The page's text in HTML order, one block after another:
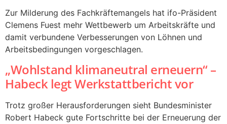
Zur Milderung des Fachkräftemangels hat ifo-Präsident
Clemens Fuest mehr Wettbewerb um Arbeitskräfte und
damit verbundene Verbesserungen von Löhnen und
Arbeitsbedingungen vorgeschlagen.
„Wohlstand klimaneutral erneuern“ –
Habeck legt Werkstattbericht vor
Trotz großer Herausforderungen sieht Bundesminister
Robert Habeck gute Fortschritte bei der Erneuerung der